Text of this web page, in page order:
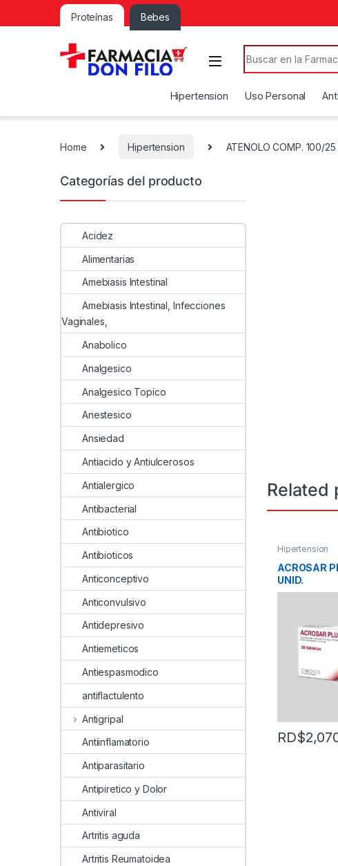
Proteínas Bebes
Search for:
Hipertension Uso Personal
Home Hipertension ATENOLO COMP. 100/
Related
Hipertension
ACROSAR
UNID.
RD$
Categorías del producto
Acidez
Alimentarias
Amebiasis Intestinal
Amebiasis Intestinal, Infecciones
Vaginales,
Anabolico
Analgesico
Analgesico Topico
Anestesico
Ansiedad
Antiacido y Antiulcerosos
Antialergico
Antibacterial
Antibiotico
Antibioticos
Anticonceptivo
Anticonvulsivo
Antidepresivo
Antiemeticos
Antiespasmodico
antiflactulento
Antigripal
Antiinflamatorio
Antiparasitario
Antipiretico y Dolor
Antiviral
Artritis aguda
Artritis Reumatoidea